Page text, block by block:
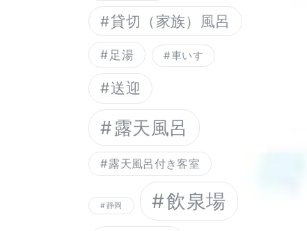
貸切（家族）風呂
足湯 車いす
送迎
露天風呂
露天風呂付き客室
静岡
飲泉場